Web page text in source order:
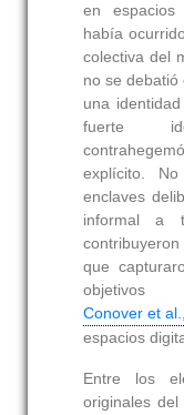
en espacios
había
colectiva del
no se debatió
una
fuerte
explícito.
enclaves
informal a
que
Conover et
espacios
Entre los
originales